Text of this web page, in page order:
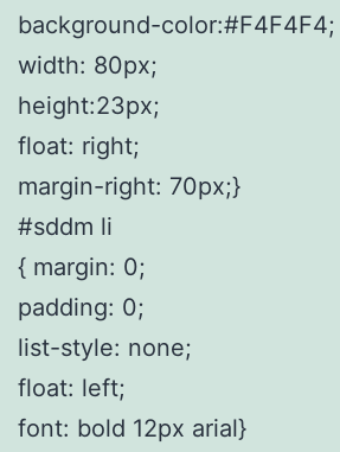
background-color:#F4F4F4;
width: 80px;
height:23px;
float: right;
margin-right: 70px;}
#sddm li
{ margin: 0;
padding: 0;
list-style: none;
float: left;
font: bold 12px arial}